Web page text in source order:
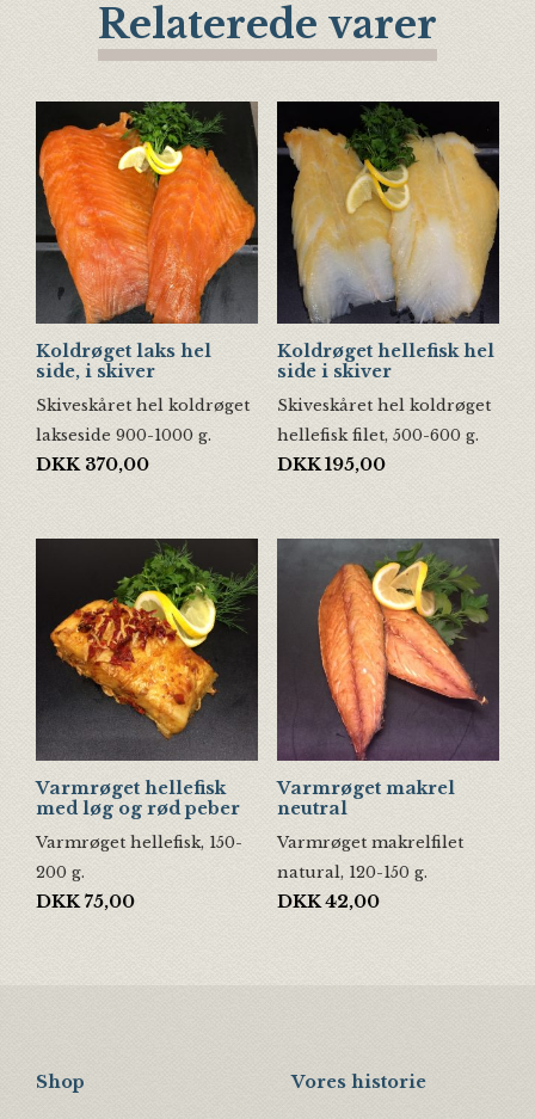
Relaterede varer
Koldrøget laks hel
side, i skiver
Skiveskåret hel koldrøget
lakseside 900-1000 g.
DKK 370,00
Koldrøget hellefisk hel
side i skiver
Skiveskåret hel koldrøget
hellefisk filet, 500-600 g.
DKK195,00
Varmrøget hellefisk
med løg og rød peber
Varmrøget hellefisk, 150-
200 g.
DKK 75,00
Varmrøget makrel
neutral
Varmrøget makrelfilet
natural, 120-150 g.
DKK42,00
Shop Vores historie